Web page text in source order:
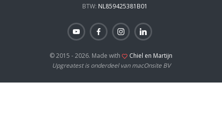
BTW: NL859425381B01
© 2015 - 2026. Made with
Chiel en Martijn
Upgreatest is onderdeel van macOnsite BV